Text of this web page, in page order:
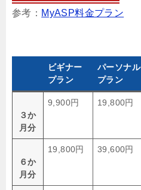
参考： MyASP料金プラン
ビギナー
プラン
パーソナル
プラン
３か
月分
9,900円 19,800円
６か
月分
19,800円 39,600円